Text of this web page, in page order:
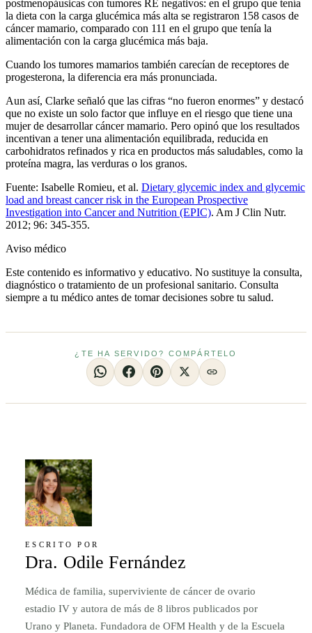
postmenopáusicas con tumores RE negativos: en el grupo que tenía
la dieta con la carga glucémica más alta se registraron 158 casos de
cáncer mamario, comparado con 111 en el grupo que tenía la
alimentación con la carga glucémica más baja.
Cuando los tumores mamarios también carecían de receptores de
progesterona, la diferencia era más pronunciada.
Aun así, Clarke señaló que las cifras “no fueron enormes” y destacó
que no existe un solo factor que influye en el riesgo que tiene una
mujer de desarrollar cáncer mamario. Pero opinó que los resultados
incentivan a tener una alimentación equilibrada, reducida en
carbohidratos refinados y rica en productos más saludables, como la
proteína magra, las verduras o los granos.
Fuente: Isabelle Romieu, et al. Dietary glycemic index and glycemic
load and breast cancer risk in the European Prospective
Investigation into Cancer and Nutrition (EPIC). Am J Clin Nutr.
2012; 96: 345-355.
Aviso médico
Este contenido es informativo y educativo. No sustituye la consulta,
diagnóstico o tratamiento de un profesional sanitario. Consulta
siempre a tu médico antes de tomar decisiones sobre tu salud.
¿TE HA SERVIDO? COMPÁRTELO
ESCRITO POR
Dra. Odile Fernández
Médica de familia, superviviente de cáncer de ovario
estadio IV y autora de más de 8 libros publicados por
Urano y Planeta. Fundadora de OFM Health y de la Escuela